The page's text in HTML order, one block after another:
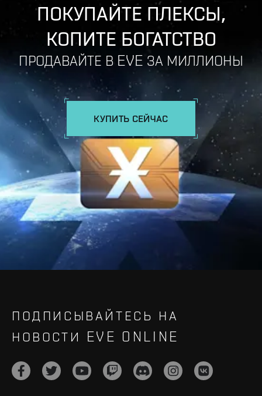
ПОКУПАЙТЕ ПЛЕКСЫ,
КОПИТЕ БОГАТСТВО
ПРОДАВАЙТЕ В EVE ЗА МИЛЛИОНЫ
КУПИТЬ СЕЙЧАС
ПОДПИСЫВАЙТЕСЬ НА
НОВОСТИ EVE ONLINE